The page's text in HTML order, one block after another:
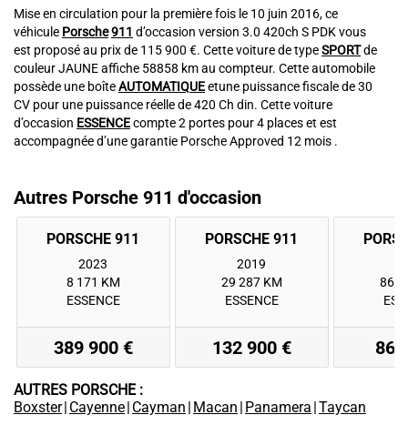
Mise en circulation pour la première fois le 10 juin 2016, ce
véhicule Porsche911 d’occasion version 3.0 420ch S PDK vous
est proposé au prix de 115 900 €. Cette voiture de typeSPORTde
couleur JAUNE affiche 58858 km au compteur. Cette automobile
possède une boîteAUTOMATIQUEetune puissance fiscale de 30
CV pour une puissance réelle de 420 Ch din. Cette voiture
d’occasion ESSENCEcompte 2 portes pour 4 places et est
accompagnée d’une garantie Porsche Approved 12 mois .
Autres Porsche 911 d'occasion
2023
8 171 KM
ESSENCE
389 900 €
2019
29 287 KM
ESSENCE
132 900 €
86
86
AUTRES PORSCHE :
Boxster| Cayenne| Cayman | Macan | Panamera |Taycan